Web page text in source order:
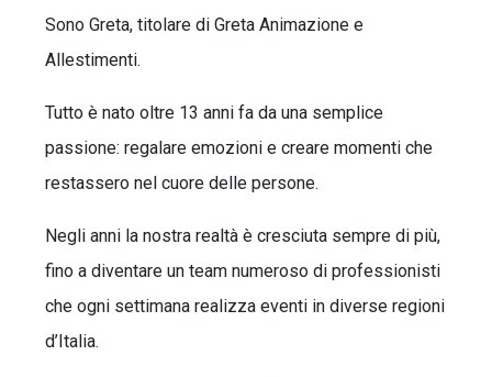
Sono Greta, titolare di Greta Animazione e
Allestimenti.
Tutto è nato oltre 13 anni fa da una semplice
passione: regalare emozioni e creare momenti che
restassero nel cuore delle persone.
Negli anni la nostra realtà è cresciuta sempre di più,
fino a diventare un team numeroso di professionisti
che ogni settimana realizza eventi in diverse regioni
d’Italia.